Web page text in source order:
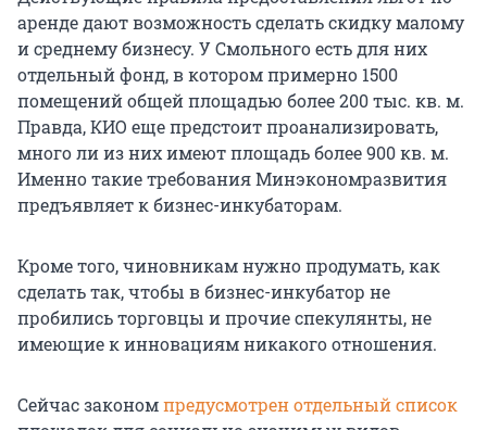
аренде дают возможность сделать скидку малому
и среднему бизнесу. У Смольного есть для них
отдельный фонд, в котором примерно 1500
помещений общей площадью более 200 тыс. кв. м.
Правда, КИО еще предстоит проанализировать,
много ли из них имеют площадь более 900 кв. м.
Именно такие требования Минэкономразвития
предъявляет к бизнес-инкубаторам.
Кроме того, чиновникам нужно продумать, как
сделать так, чтобы в бизнес-инкубатор не
пробились торговцы и прочие спекулянты, не
имеющие к инновациям никакого отношения.
Сейчас закономпредусмотрен отдельный список